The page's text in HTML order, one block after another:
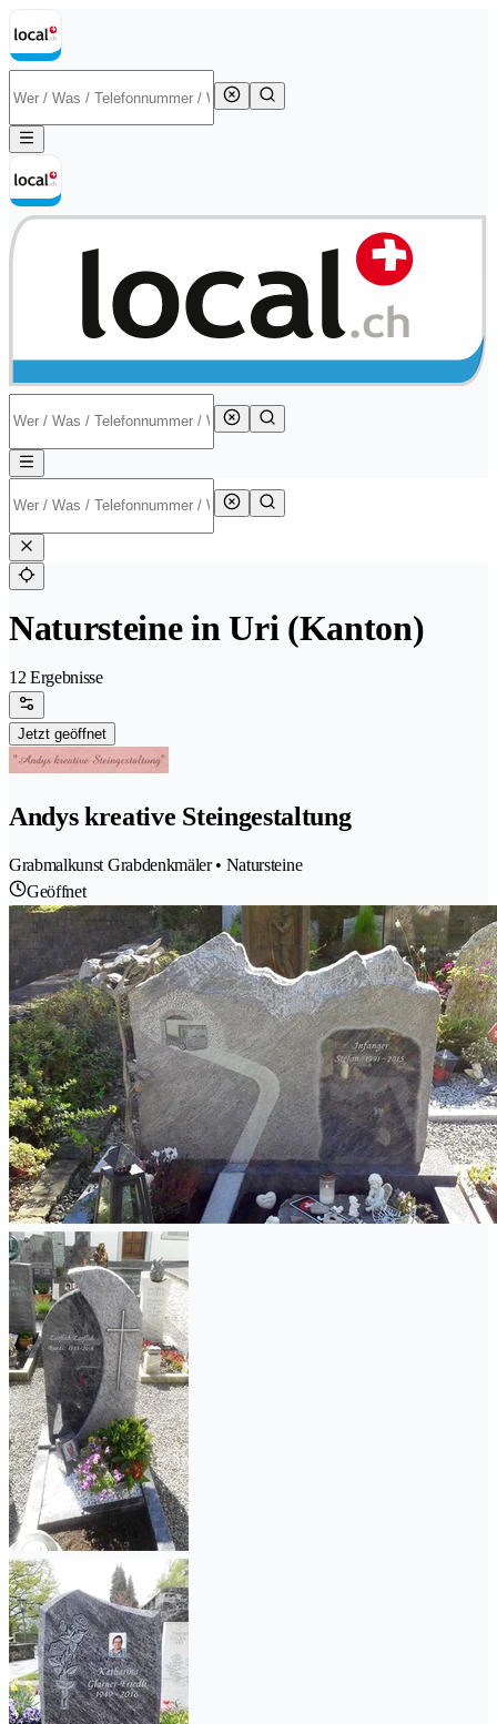
Natursteine in Uri (Kanton)
12 Ergebnisse
Jetzt geöffnet
Andys kreative Steingestaltung
Grabmalkunst Grabdenkmäler • Natursteine
Geöffnet